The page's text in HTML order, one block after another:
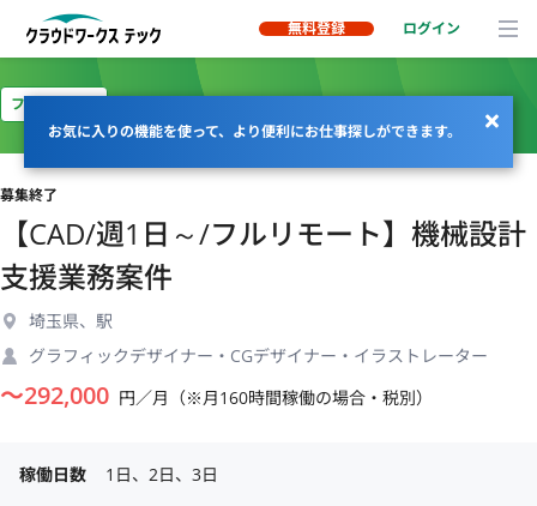
無料登録 ログイン
お気に入りの機能を使って、より便利にお仕事探しができます。
フルリモート
募集終了
【CAD/週1日～/フルリモート】機械設計
支援業務案件
埼玉県、駅
グラフィックデザイナー・CGデザイナー・イラストレーター
〜292,000 円／月（※月160時間稼働の場合・税別）
稼働日数
1日、2日、3日